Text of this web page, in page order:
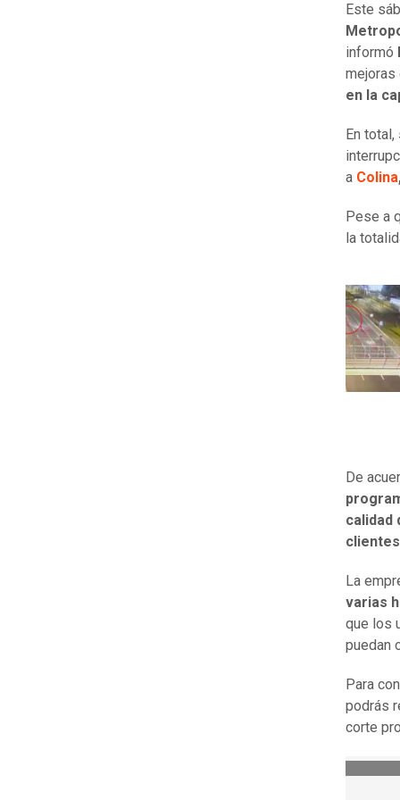
Este
informó
en la
En total,
a Colina
Pese a
la
De
calidad
clientes
La
varias
que los
puedan
Para
podrás
corte